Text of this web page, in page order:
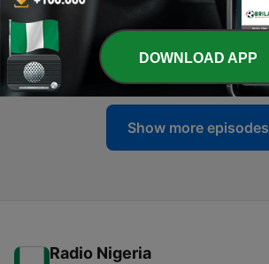
06 Feb 2024
81 - #71 Kus on Richard Heart?
26 Dec 2023
Show more episodes
Radio Nigeria
DOWNLOAD APP